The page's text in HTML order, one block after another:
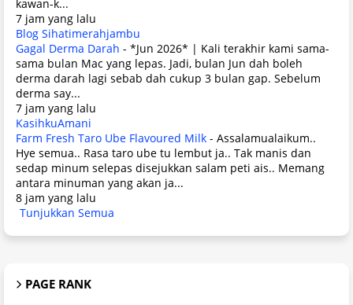
kawan-k...
7 jam yang lalu
Blog Sihatimerahjambu
Gagal Derma Darah - *Jun 2026* | Kali terakhir kami sama-
sama bulan Mac yang lepas. Jadi, bulan Jun dah boleh
derma darah lagi sebab dah cukup 3 bulan gap. Sebelum
derma say...
7 jam yang lalu
KasihkuAmani
Farm Fresh Taro Ube Flavoured Milk - Assalamualaikum..
Hye semua.. Rasa taro ube tu lembut ja.. Tak manis dan
sedap minum selepas disejukkan salam peti ais.. Memang
antara minuman yang akan ja...
8 jam yang lalu
Tunjukkan Semua
PAGE RANK